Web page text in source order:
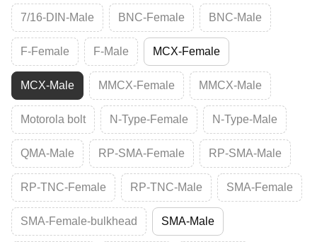
7/16-DIN-Male BNC-Female BNC-Male
F-Female F-Male MCX-Female
MCX-Male MMCX-Female MMCX-Male
Motorola bolt N-Type-Female N-Type-Male
QMA-Male RP-SMA-Female RP-SMA-Male
RP-TNC-Female RP-TNC-Male SMA-Female
SMA-Female-bulkhead SMA-Male